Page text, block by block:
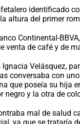
identificado
altura del primer
Continental-
de café y de
Velásquez,
conversaba con
que poseía su
negro y la otra de
mal de